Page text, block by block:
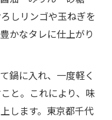
しリンゴや玉ねぎを
かなタレに仕上がり
鍋に入れ、一度軽く
と。これにより、味
します。東京都千代